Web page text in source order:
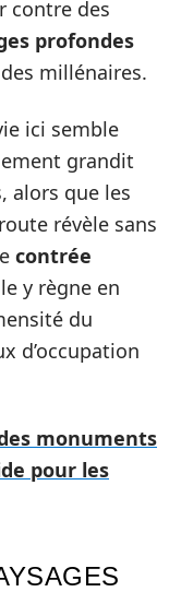
contre des
profondes
millénaires.
ici semble
grandit
alors que les
révèle sans
contrée
y règne en
du
d’occupation
monuments
pour les